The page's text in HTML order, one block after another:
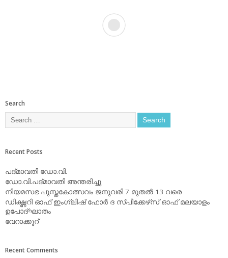
Search
Recent Posts
പദ്മാവതി ഡോ.വി.
ഡോ.വി.പദ്മാവതി അന്തരിച്ചു
നിയമസഭ പുസ്തകോത്സവം ജനുവരി 7 മുതല്‍ 13 വരെ
ഡിക്ഷ്ണറി ഓഫ് ഇംഗ്ലിഷ് ഫോര്‍ ദ സ്പീക്കേഴ്‌സ് ഓഫ് മലയാളം
ഉപോദ്ഘാതം
വേറാക്കൂറ്
Recent Comments